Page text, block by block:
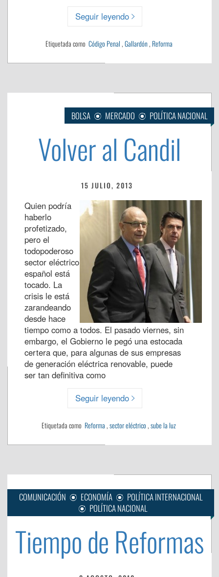
Seguir leyendo
Etiquetada como Código Penal,Gallardón, Reforma
BOLSA MERCADO POLÍTICA NACIONAL
Volver al Candil
15 JULIO, 2013
Quien podría
haberlo
profetizado,
pero el
todopoderoso
sector eléctrico
español está
tocado. La
crisis le está
zarandeando
desde hace
tiempo como a todos. El pasado viernes, sin
embargo, el Gobierno le pegó una estocada
certera que, para algunas de sus empresas
de generación eléctrica renovable, puede
ser tan definitiva como
Seguir leyendo
Etiquetada como Reforma,sector eléctrico,sube la luz
COMUNICACIÓN ECONOMÍA
POLÍTICA INTERNACIONAL
POLÍTICA NACIONAL
Tiempo de Reformas